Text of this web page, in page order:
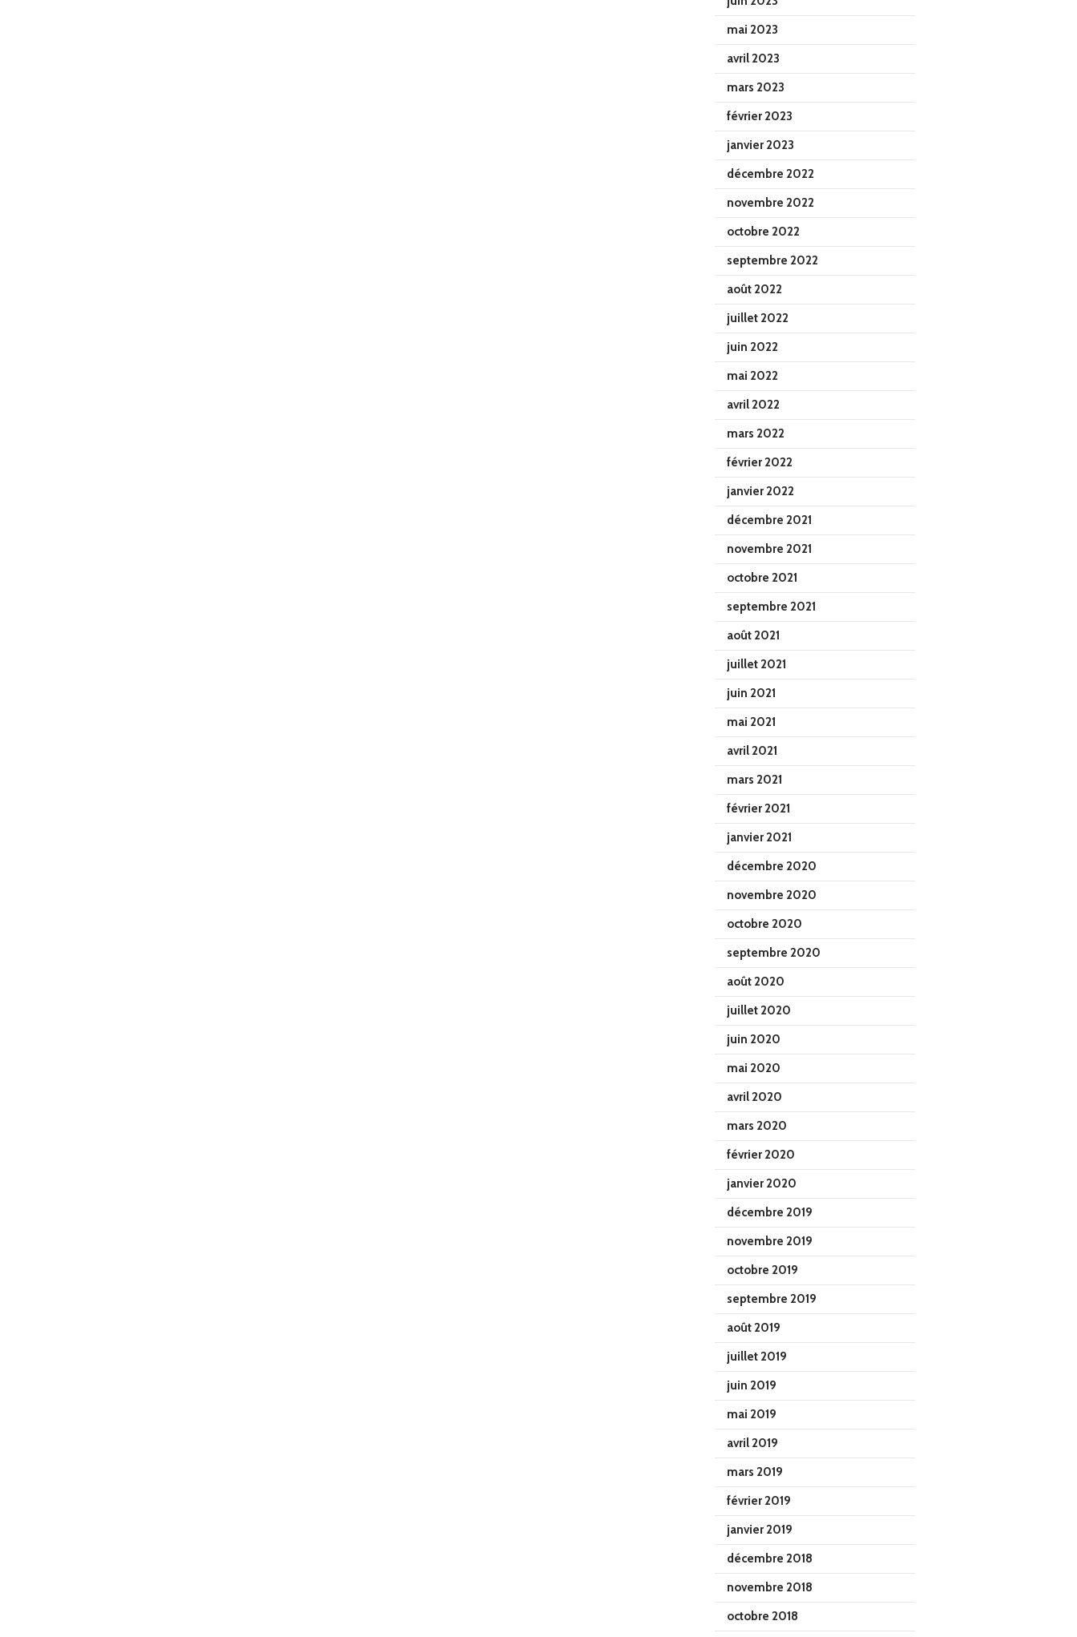
mai 2023
avril 2023
mars 2023
février 2023
janvier 2023
décembre 2022
novembre 2022
octobre 2022
septembre 2022
août 2022
juillet 2022
juin 2022
mai 2022
avril 2022
mars 2022
février 2022
janvier 2022
décembre 2021
novembre 2021
octobre 2021
septembre 2021
août 2021
juillet 2021
juin 2021
mai 2021
avril 2021
mars 2021
février 2021
janvier 2021
décembre 2020
novembre 2020
octobre 2020
septembre 2020
août 2020
juillet 2020
juin 2020
mai 2020
avril 2020
mars 2020
février 2020
janvier 2020
décembre 2019
novembre 2019
octobre 2019
septembre 2019
août 2019
juillet 2019
juin 2019
mai 2019
avril 2019
mars 2019
février 2019
janvier 2019
décembre 2018
novembre 2018
octobre 2018